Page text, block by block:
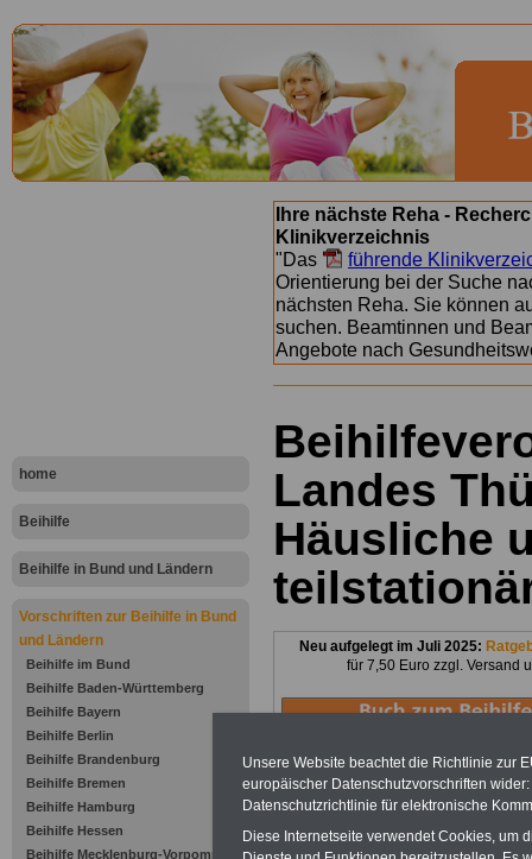
home
Beihilfe
Beihilfe in Bund und Ländern
Vorschriften zur Beihilfe in Bund
und Ländern
Beihilfe im Bund
Beihilfe Baden-Württemberg
Beihilfe Bayern
Beihilfe Berlin
Beihilfe Brandenburg
Beihilfe Bremen
Beihilfe Hamburg
Beihilfe Hessen
Beihilfe Mecklenburg-Vorpommern
Ihre nächste Reha -
Klinikverzeichnis
"Das
führende
Orientierung bei der Suche
nächsten Reha. Sie können
suchen. Beamtinnen und
Angebote nach
Landes
Häusliche
Neu aufgelegt im Juli 2025:
für 7,50 Euro zzgl. Versand
Unsere Website beachtet die Richtlinie zur
europäischer Datenschutzvorschriften
Datenschutzrichtlinie für elektronische
Diese Internetseite verwendet Cookies, um